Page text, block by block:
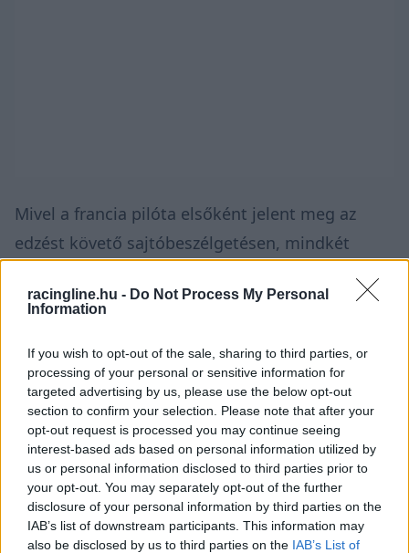
racingline.hu - Do Not Process My Personal
Information
If you wish to opt-out of the sale, sharing to third parties, or
processing of your personal or sensitive information for
targeted advertising by us, please use the below opt-out
section to confirm your selection. Please note that after your
opt-out request is processed you may continue seeing
interest-based ads based on personal information utilized by
us or personal information disclosed to third parties prior to
your opt-out. You may separately opt-out of the further
disclosure of your personal information by third parties on the
IAB’s list of downstream participants. This information may
also be disclosed by us to third parties on the IAB’s List of
Mivel a francia pilóta elsőként jelent meg az
edzést követő sajtóbeszélgetésen, mindkét
megkérdezni, hogy mit gondol erről a
viszonylag messze volt a továbbjutástól, hiszen
tizennegyedik lett, ám úgy véli, némi
változtatással sikerül továbbjutnia.
Acosta komoly előnnyel ugrott az
élre a Balaton Parkon, Bagnaia nem
jutott be a Q2-be